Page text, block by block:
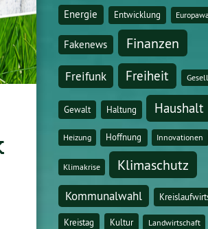
Energie Entwicklung
Fakenews Finanzen
Freifunk Freiheit
Gewalt Haltung Haushalt
Heizung Hoffnung Innovationen
Klimakrise Klimaschutz
Kommunalwahl
Kreistag Kultur Landwirtschaft